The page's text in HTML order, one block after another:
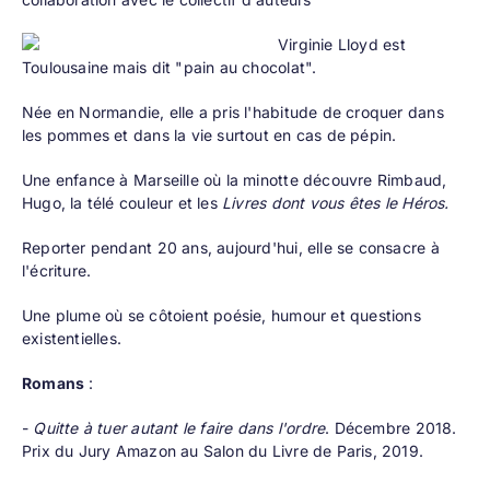
Virginie Lloyd est
Toulousaine mais dit "pain au chocolat".
Née en Normandie, elle a pris l'habitude de croquer dans
les pommes et dans la vie surtout en cas de pépin.
Une enfance à Marseille où la minotte découvre Rimbaud,
Hugo, la télé couleur et les Livres dont vous êtes le Héros.
Reporter pendant 20 ans, aujourd'hui, elle se consacre à
l'écriture.
Une plume où se côtoient poésie, humour et questions
existentielles.
Romans :
- Quitte à tuer autant le faire dans l'ordre. Décembre 2018.
Prix du Jury Amazon au Salon du Livre de Paris, 2019.